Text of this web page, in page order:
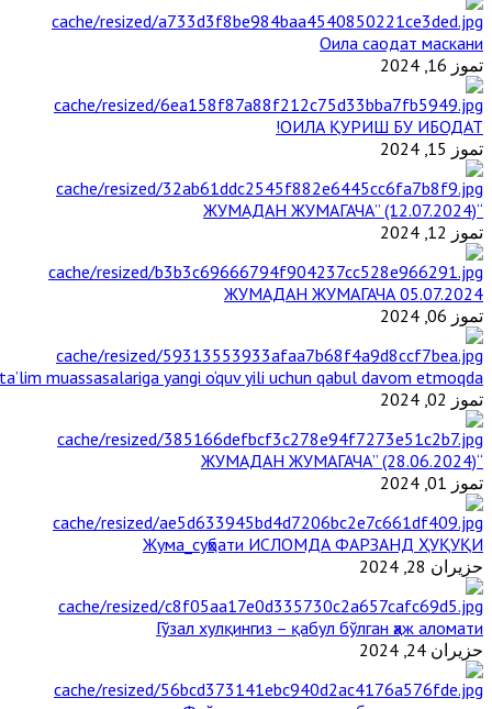
Оила саодат маскани
تموز 16, 2024
ОИЛА ҚУРИШ БУ ИБОДАТ!
تموز 15, 2024
“ЖУМАДАН ЖУМАГАЧА” (12.07.2024)
تموز 12, 2024
ЖУМАДАН ЖУМАГАЧА 05.07.2024
تموز 06, 2024
muassasalariga yangi o‘quv yili uchun qabul davom etmoqda
تموز 02, 2024
“ЖУМАДАН ЖУМАГАЧА” (28.06.2024)
تموز 01, 2024
Жума_суҳбати ИСЛОМДА ФАРЗАНД ҲУҚУҚИ
حزيران 28, 2024
Гўзал хулқингиз – қабул бўлган ҳаж аломати
حزيران 24, 2024